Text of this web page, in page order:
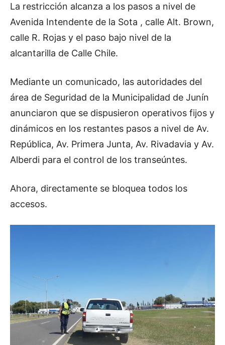
La restricción alcanza a los pasos a nivel de
Avenida Intendente de la Sota , calle Alt. Brown,
calle R. Rojas y el paso bajo nivel de la
alcantarilla de Calle Chile.
Mediante un comunicado, las autoridades del
área de Seguridad de la Municipalidad de Junín
anunciaron que se dispusieron operativos fijos y
dinámicos en los restantes pasos a nivel de Av.
República, Av. Primera Junta, Av. Rivadavia y Av.
Alberdi para el control de los transeúntes.
Ahora, directamente se bloquea todos los
accesos.